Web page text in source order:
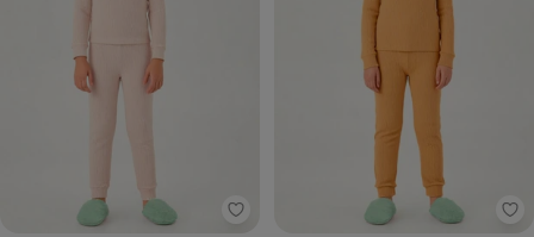
Pulla Bulla - Pijama Malha